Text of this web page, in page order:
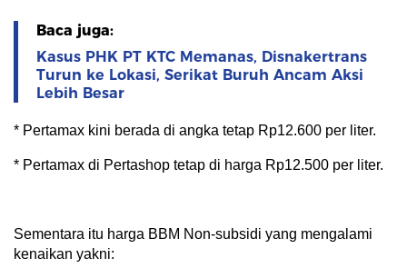
Baca juga:
Kasus PHK PT KTC Memanas, Disnakertrans
Turun ke Lokasi, Serikat Buruh Ancam Aksi
Lebih Besar
* Pertamax kini berada di angka tetap Rp12.600 per liter.
* Pertamax di Pertashop tetap di harga Rp12.500 per liter.
Sementara itu harga BBM Non-subsidi yang mengalami
kenaikan yakni: